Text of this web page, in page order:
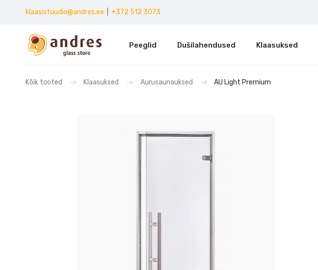
klaasistuudio@andres.ee +372 512 3073
Peeglid Dušilahendused Klaasuksed
Kõik tooted Klaasuksed Aurusaunauksed AU Light Premium